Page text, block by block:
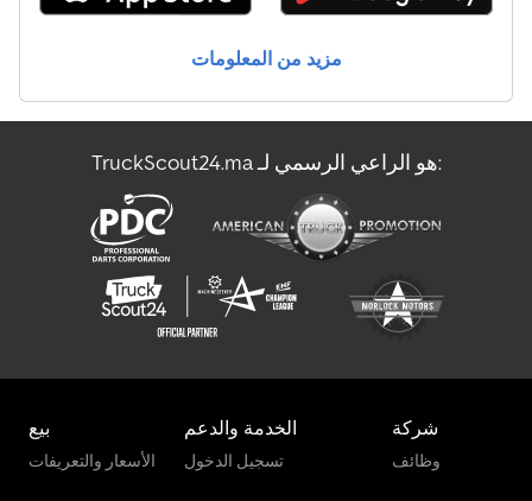
شاحنة نقل الحليب
مركبة نقل أموال مدرعة
ناقل الزجاج
مزيد من المعلومات
TruckScout24.ma هو الراعي الرسمي لـ:
بيع
الأسعار والتعريفات
الخدمة والدعم
تسجيل الدخول
شركة
وظائف